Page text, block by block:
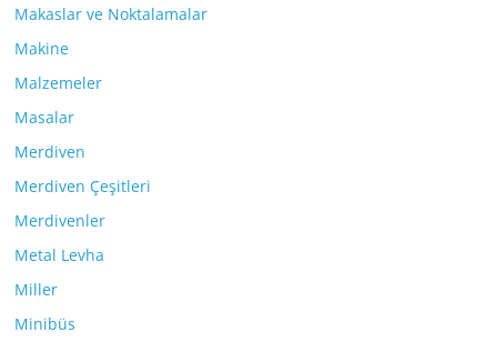
Makaslar ve Noktalamalar
Makine
Malzemeler
Masalar
Merdiven
Merdiven Çeşitleri
Merdivenler
Metal Levha
Miller
Minibüs